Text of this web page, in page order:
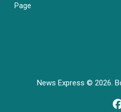
Page
News Express © 2026.